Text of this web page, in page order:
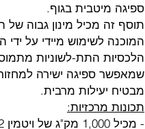
ספיגה מיטבית בגוף.
תוסף זה מכיל מינון גבוה של
המוכנה לשימוש מיידי על ידי
הלכסיות התת-לשוניות
שמאפשר ספיגה ישירה
מבטיח יעילות מרבית.
תכונות מרכזיות:
- מכיל 1,000 מק"ג של ויטמין B12 בצורת מתילקובלאמין